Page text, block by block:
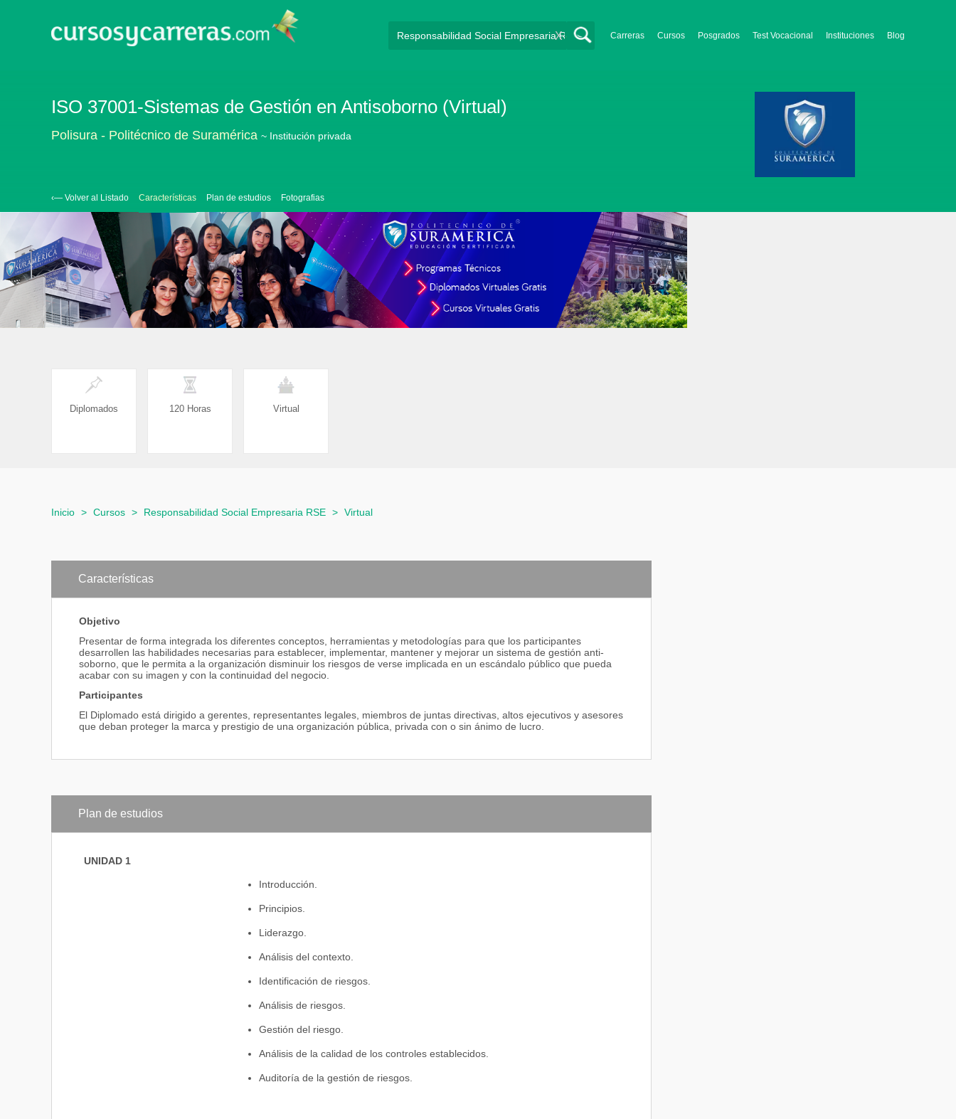
Carreras Cursos Posgrados Test Vocacional Instituciones Blog
X
ISO 37001-Sistemas de Gestión en Antisoborno (Virtual)
Polisura - Politécnico de Suramérica ~ Institución privada
‹— Volver al Listado Características Plan de estudios Fotografias
Diplomados 120 Horas Virtual
Inicio > Cursos > Responsabilidad Social Empresaria RSE > Virtual
Características
Objetivo
Presentar de forma integrada los diferentes conceptos, herramientas y metodologías para que los participantes
desarrollen las habilidades necesarias para establecer, implementar, mantener y mejorar un sistema de gestión anti-
soborno, que le permita a la organización disminuir los riesgos de verse implicada en un escándalo público que pueda
acabar con su imagen y con la continuidad del negocio.
Participantes
El Diplomado está dirigido a gerentes, representantes legales, miembros de juntas directivas, altos ejecutivos y asesores
que deban proteger la marca y prestigio de una organización pública, privada con o sin ánimo de lucro.
Plan de estudios
UNIDAD 1
Introducción.
Principios.
Liderazgo.
Análisis del contexto.
Identificación de riesgos.
Análisis de riesgos.
Gestión del riesgo.
Análisis de la calidad de los controles establecidos.
Auditoría de la gestión de riesgos.